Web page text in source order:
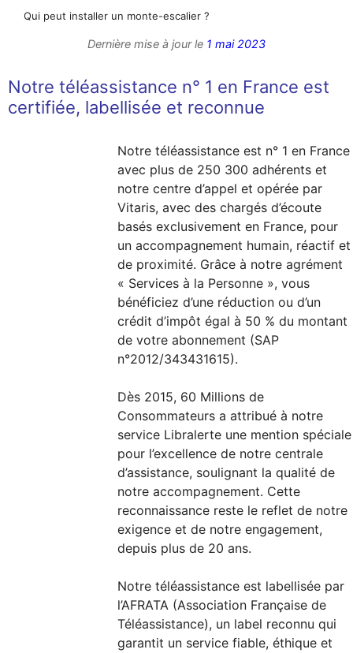
Qui peut installer un monte-escalier ?
Dernière mise à jour le 1 mai 2023
Notre téléassistance n° 1 en France est
certifiée, labellisée et reconnue
Notre téléassistance est n° 1 en France
avec plus de 250 300 adhérents et
notre centre d’appel et opérée par
Vitaris, avec des chargés d’écoute
basés exclusivement en France, pour
un accompagnement humain, réactif et
de proximité. Grâce à notre agrément
« Services à la Personne », vous
bénéficiez d’une réduction ou d’un
crédit d’impôt égal à 50 % du montant
de votre abonnement (SAP
n°2012/343431615).
Dès 2015, 60 Millions de
Consommateurs a attribué à notre
service Libralerte une mention spéciale
pour l’excellence de notre centrale
d’assistance, soulignant la qualité de
notre accompagnement. Cette
reconnaissance reste le reflet de notre
exigence et de notre engagement,
depuis plus de 20 ans.
Notre téléassistance est labellisée par
l’AFRATA (Association Française de
Téléassistance), un label reconnu qui
garantit un service fiable, éthique et